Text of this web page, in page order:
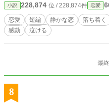
小説 228,874 位 / 228,874件 恋愛
恋愛 短編 静かな恋 落ち着く
感動
泣ける
最
8